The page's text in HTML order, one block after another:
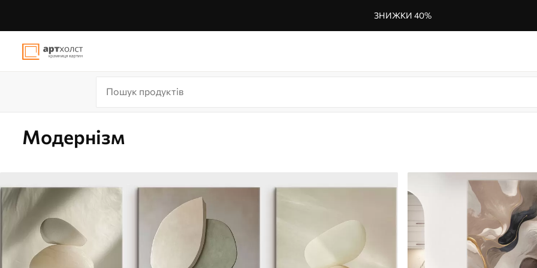
ЗНИЖКИ 40%
Модернізм